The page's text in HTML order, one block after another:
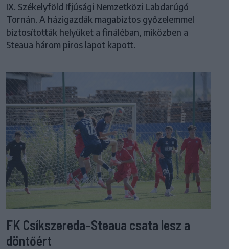
IX. Székelyföld Ifjúsági Nemzetközi Labdarúgó
Tornán. A házigazdák magabiztos győzelemmel
biztosították helyüket a fináléban, miközben a
Steaua három piros lapot kapott.
FK Csíkszereda–Steaua csata lesz a
döntőért